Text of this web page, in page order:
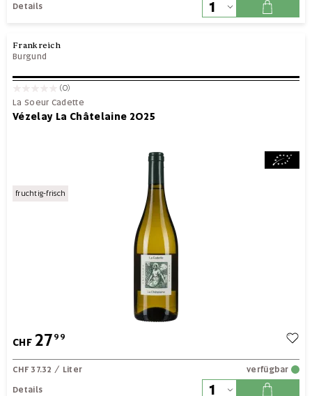
Details
Frankreich
Burgund
(0)
La Soeur Cadette
Vézelay La Châtelaine 2025
fruchtig-frisch
CHF 2799
CHF 37.32 / Liter
verfügbar
Details